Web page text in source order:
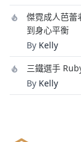
傑霓成人芭蕾
到身心平衡
By Kelly
三鐵選手
By Kelly